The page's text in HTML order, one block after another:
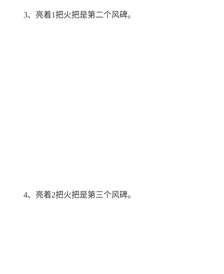
3、亮着1把火把是第二个风碑。
4、亮着2把火把是第三个风碑。